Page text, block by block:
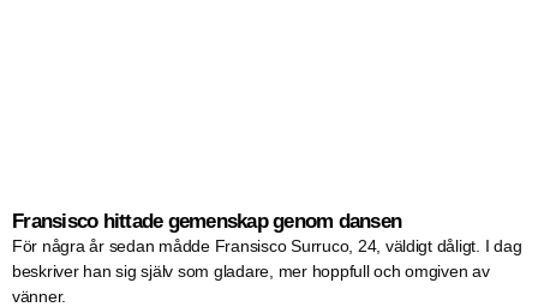
Fransisco hittade gemenskap genom dansen
För några år sedan mådde Fransisco Surruco, 24, väldigt dåligt. I dag
beskriver han sig själv som gladare, mer hoppfull och omgiven av
vänner.